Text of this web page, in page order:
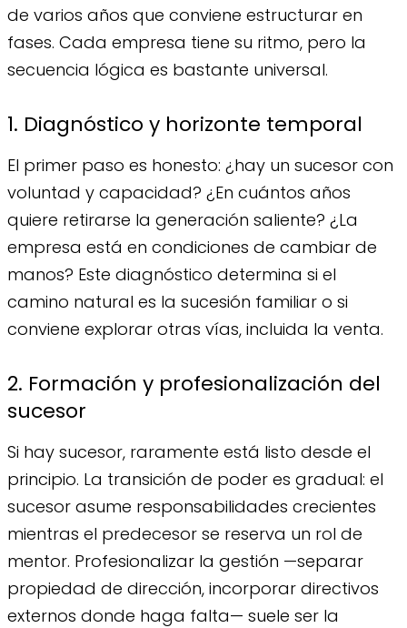
de varios años que conviene estructurar en
fases. Cada empresa tiene su ritmo, pero la
secuencia lógica es bastante universal.
1. Diagnóstico y horizonte temporal
El primer paso es honesto: ¿hay un sucesor con
voluntad y capacidad? ¿En cuántos años
quiere retirarse la generación saliente? ¿La
empresa está en condiciones de cambiar de
manos? Este diagnóstico determina si el
camino natural es la sucesión familiar o si
conviene explorar otras vías, incluida la venta.
2. Formación y profesionalización del
sucesor
Si hay sucesor, raramente está listo desde el
principio. La transición de poder es gradual: el
sucesor asume responsabilidades crecientes
mientras el predecesor se reserva un rol de
mentor. Profesionalizar la gestión —separar
propiedad de dirección, incorporar directivos
externos donde haga falta— suele ser la